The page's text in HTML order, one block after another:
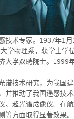
技术专家。 1937年1 月
学物理系，获学士学
大学双聘院士。 1999
谱技术研究，为我国
并推动了我国遥感技
、超光谱成像仪。在
等方面取得显著效果